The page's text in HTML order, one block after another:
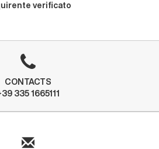
verificato
CONTACTS
335 1665111